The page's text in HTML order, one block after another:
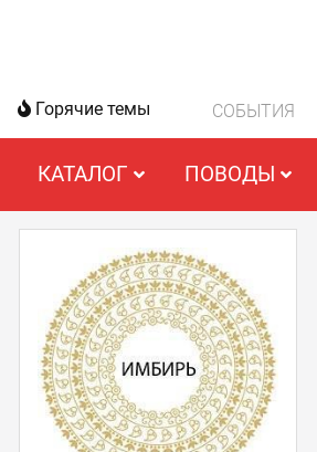
Горячие темы СОБЫТИЯ
КАТАЛОГ ПОВОДЫ